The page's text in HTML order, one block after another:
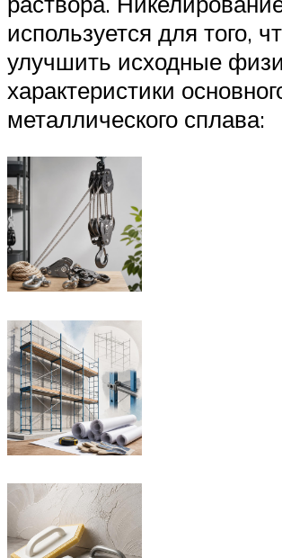
используется для того,
улучшить исходные
характеристики
металлического сплава: